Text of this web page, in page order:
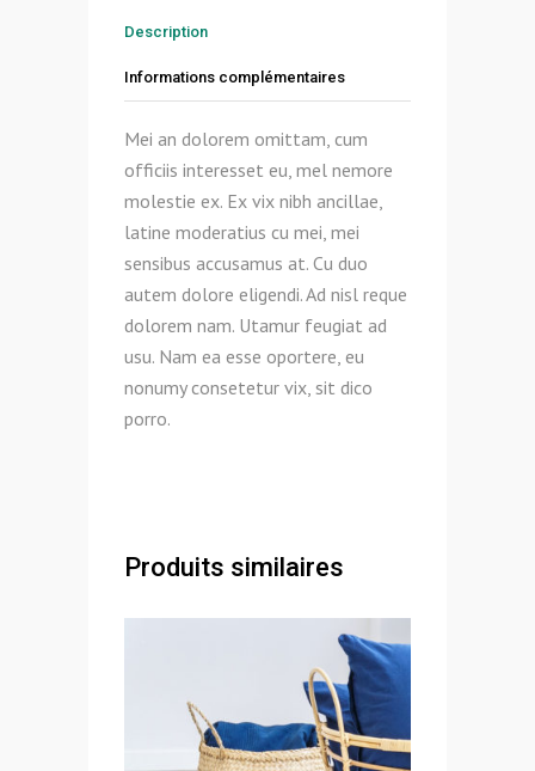
Description
Informations complémentaires
Mei an dolorem omittam, cum
officiis interesset eu, mel nemore
molestie ex. Ex vix nibh ancillae,
latine moderatius cu mei, mei
sensibus accusamus at. Cu duo
autem dolore eligendi. Ad nisl reque
dolorem nam. Utamur feugiat ad
usu. Nam ea esse oportere, eu
nonumy consetetur vix, sit dico
porro.
Produits similaires